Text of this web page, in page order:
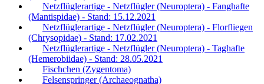
Netzflüglerartige - Netzflügler (Neuroptera) - Fanghafte
(Mantispidae) - Stand: 15.12.2021
Netzflüglerartige - Netzflügler (Neuroptera) - Florfliegen
(Chrysopidae) - Stand: 17.02.2021
Netzflüglerartige - Netzflügler (Neuroptera) - Taghafte
(Hemerobiidae) - Stand: 28.05.2021
Fischchen (Zygentoma)
Felsenspringer (Archaeognatha)